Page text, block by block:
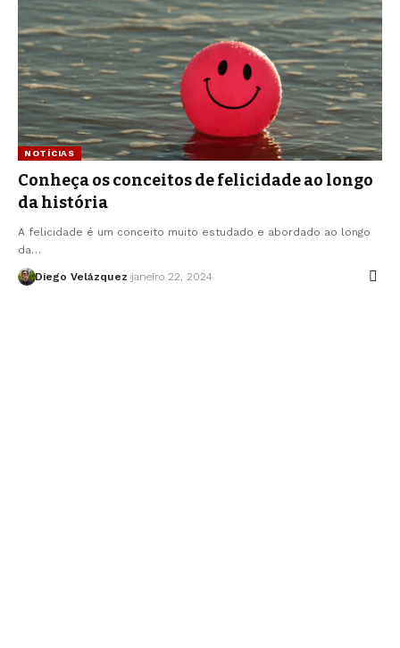
NOTÍCIAS
Conheça os conceitos de felicidade ao longo
da história
A felicidade é um conceito muito estudado e abordado ao longo
da…
Diego Velázquez janeiro 22, 2024